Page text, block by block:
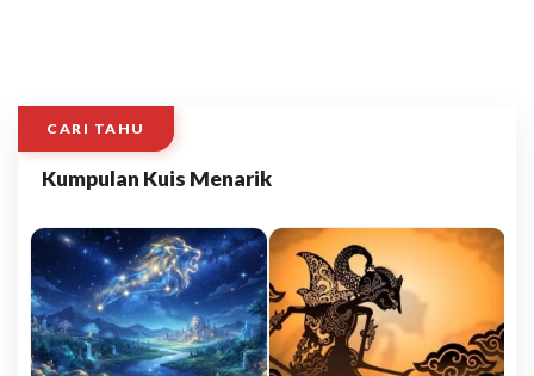
CARI TAHU
Kumpulan Kuis Menarik